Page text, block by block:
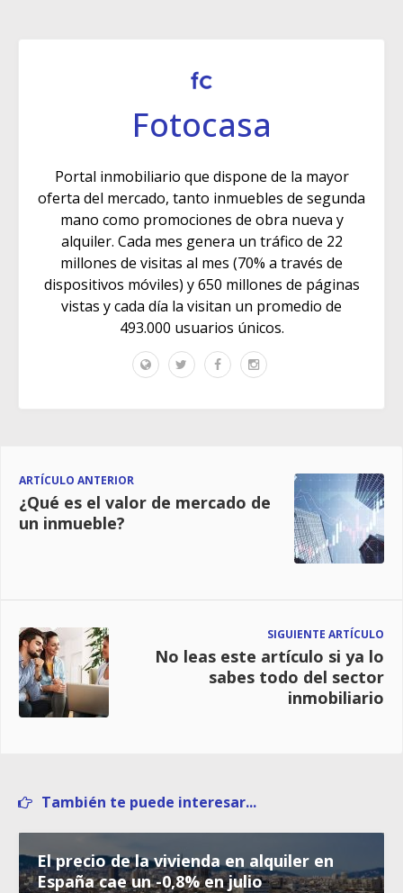
Fotocasa
Portal inmobiliario que dispone de la mayor
oferta del mercado, tanto inmuebles de segunda
mano como promociones de obra nueva y
alquiler. Cada mes genera un tráfico de 22
millones de visitas al mes (70% a través de
dispositivos móviles) y 650 millones de páginas
vistas y cada día la visitan un promedio de
493.000 usuarios únicos.
ARTÍCULO ANTERIOR
¿Qué es el valor de mercado de
un inmueble?
SIGUIENTE ARTÍCULO
No leas este artículo si ya lo
sabes todo del sector
inmobiliario
También te puede interesar...
El precio de la vivienda en alquiler en
España cae un -0,8% en julio